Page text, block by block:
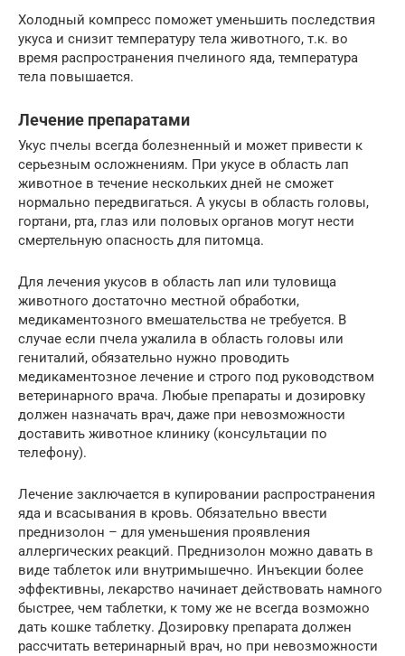
Холодный компресс поможет уменьшить последствия
укуса и снизит температуру тела животного, т.к. во
время распространения пчелиного яда, температура
тела повышается.
Лечение препаратами
Укус пчелы всегда болезненный и может привести к
серьезным осложнениям. При укусе в область лап
животное в течение нескольких дней не сможет
нормально передвигаться. А укусы в область головы,
гортани, рта, глаз или половых органов могут нести
смертельную опасность для питомца.
Для лечения укусов в область лап или туловища
животного достаточно местной обработки,
медикаментозного вмешательства не требуется. В
случае если пчела ужалила в область головы или
гениталий, обязательно нужно проводить
медикаментозное лечение и строго под руководством
ветеринарного врача. Любые препараты и дозировку
должен назначать врач, даже при невозможности
доставить животное клинику (консультации по
телефону).
Лечение заключается в купировании распространения
яда и всасывания в кровь. Обязательно ввести
преднизолон – для уменьшения проявления
аллергических реакций. Преднизолон можно давать в
виде таблеток или внутримышечно. Инъекции более
эффективны, лекарство начинает действовать намного
быстрее, чем таблетки, к тому же не всегда возможно
дать кошке таблетку. Дозировку препарата должен
рассчитать ветеринарный врач, но при невозможности